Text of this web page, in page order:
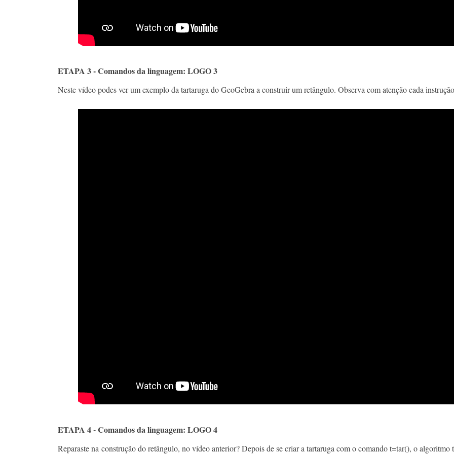
ETAPA 3 - Comandos da linguagem: LOGO 3
Neste vídeo podes ver um exemplo da tartaruga do GeoGebra a construir um retângulo. Observa com atenção cada
ETAPA 4 - Comandos da linguagem: LOGO 4
Reparaste na construção do retângulo, no vídeo anterior? Depois de se criar a tartaruga com o comando t=tar(), o algoritmo